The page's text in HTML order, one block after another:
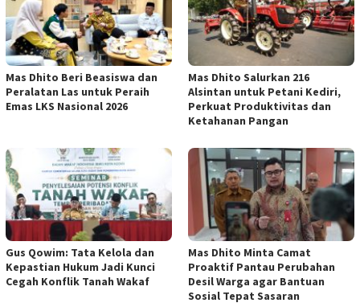
Mas Dhito Beri Beasiswa dan
Peralatan Las untuk Peraih
Emas LKS Nasional 2026
Mas Dhito Salurkan 216
Alsintan untuk Petani Kediri,
Perkuat Produktivitas dan
Ketahanan Pangan
Gus Qowim: Tata Kelola dan
Kepastian Hukum Jadi Kunci
Cegah Konflik Tanah Wakaf
Mas Dhito Minta Camat
Proaktif Pantau Perubahan
Desil Warga agar Bantuan
Sosial Tepat Sasaran